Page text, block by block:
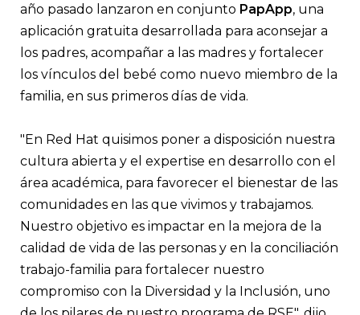
año pasado lanzaron en conjunto PapApp, una
aplicación gratuita desarrollada para aconsejar a
los padres, acompañar a las madres y fortalecer
los vínculos del bebé como nuevo miembro de la
familia, en sus primeros días de vida.
"En Red Hat quisimos poner a disposición nuestra
cultura abierta y el expertise en desarrollo con el
área académica, para favorecer el bienestar de las
comunidades en las que vivimos y trabajamos.
Nuestro objetivo es impactar en la mejora de la
calidad de vida de las personas y en la conciliación
trabajo-familia para fortalecer nuestro
compromiso con la Diversidad y la Inclusión, uno